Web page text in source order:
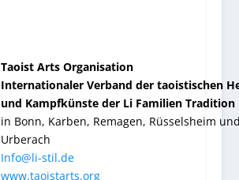
Taoist Arts Organisation
Internationaler Verband der taoistischen
und Kampfkünste der Li Familien Tradition
in Bonn, Karben, Remagen, Rüsselsheim
Urberach
Info@li-stil.de
www.taoistarts.org